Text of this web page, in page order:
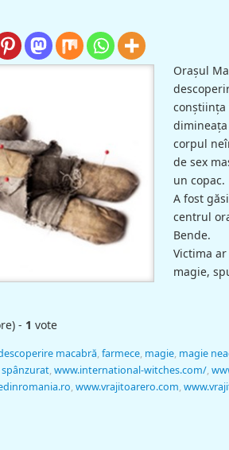
Oraşul
conştiinţa
corpul
de sex
un copac.
A fost
centrul
Bende.
Victima
magie,
- 1 vote
macabră,farmece, magie, magie
spânzurat,www.international-witches.com/,
,www.vrajitoarero.com,